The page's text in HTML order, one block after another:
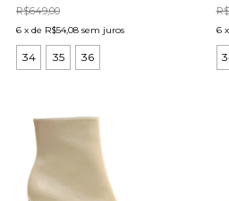
R$649,00
6 x de R$54,08 sem juros
34 35 36
6 x